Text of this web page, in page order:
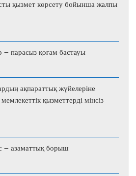
қызмет көрсету бойынша жалпы
парасыз қоғам бастауы
ақпараттық жүйелеріне
қызметтерді мінсіз
– азаматтық борыш